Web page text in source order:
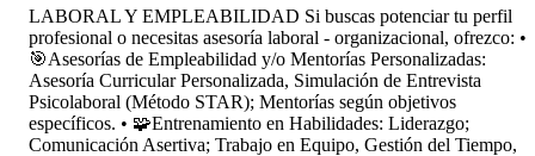
LABORAL Y EMPLEABILIDAD Si buscas potenciar tu perfil
profesional o necesitas asesoría laboral - organizacional, ofrezco: •
🎯Asesorías de Empleabilidad y/o Mentorías Personalizadas:
Asesoría Curricular Personalizada, Simulación de Entrevista
Psicolaboral (Método STAR); Mentorías según objetivos
específicos. • 🧩Entrenamiento en Habilidades: Liderazgo;
Comunicación Asertiva; Trabajo en Equipo, Gestión del Tiempo,